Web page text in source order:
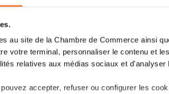
au site de la Chambre de Commerce ainsi
votre terminal, personnaliser le contenu et
relatives aux médias sociaux et
accepter, refuser ou configurer les